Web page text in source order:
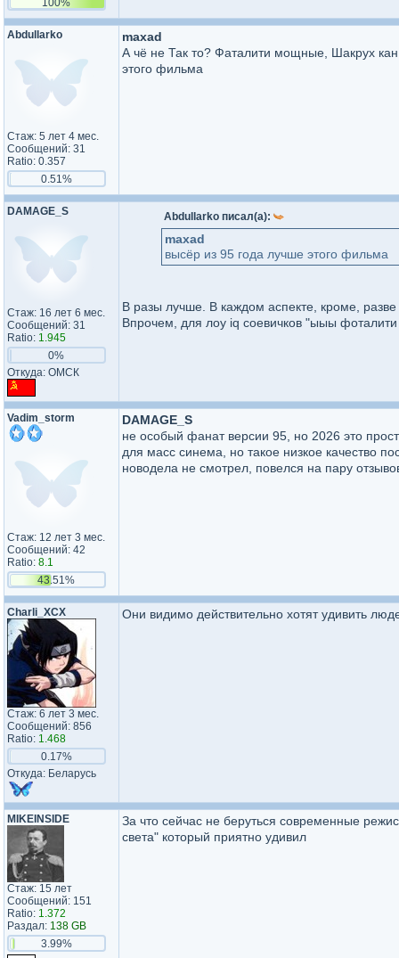
Abdullarko
Стаж: 5 лет 4 мес.
Сообщений: 31
Ratio: 0.357
0.51%
maxad
А чё не Так то? Фаталити мощные, Шакрух кан
этого фильма
DAMAGE_S
Стаж: 16 лет 6 мес.
Сообщений: 31
Ratio: 1.945
0%
Откуда: ОМСК
Abdullarko писал(а):
maxad
высёр из 95 года лучше этого фильма
В разы лучше. В каждом аспекте, кроме,
Впрочем, для лоу iq соевичков "ыыы фоталити
Vadim_storm
Стаж: 12 лет 3 мес.
Сообщений: 42
Ratio: 8.1
43.51%
DAMAGE_S
не особый фанат версии 95, но 2026 это
для масс синема, но такое низкое качество
новодела не смотрел, повелся на пару
Charli_XCX
Стаж: 6 лет 3 мес.
Сообщений: 856
Ratio: 1.468
0.17%
Откуда: Беларусь
Они видимо действительно хотят удивить
MIKEINSIDE
Стаж: 15 лет
Сообщений: 151
Ratio: 1.372
Раздал: 138 GB
3.99%
За что сейчас не беруться современные
света" который приятно удивил